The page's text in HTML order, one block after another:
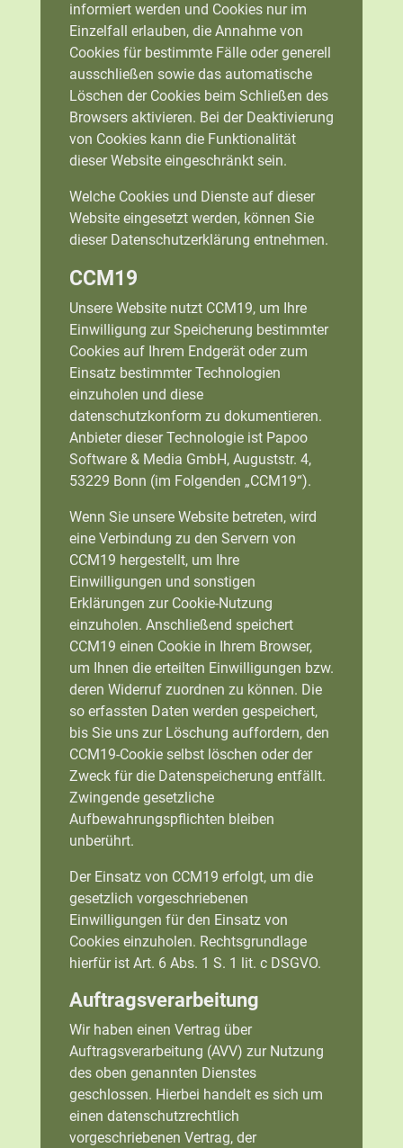
informiert werden und Cookies nur im
Einzelfall erlauben, die Annahme von
Cookies für bestimmte Fälle oder generell
ausschließen sowie das automatische
Löschen der Cookies beim Schließen des
Browsers aktivieren. Bei der Deaktivierung
von Cookies kann die Funktionalität
dieser Website eingeschränkt sein.
Welche Cookies und Dienste auf dieser
Website eingesetzt werden, können Sie
dieser Datenschutzerklärung entnehmen.
CCM19
Unsere Website nutzt CCM19, um Ihre
Einwilligung zur Speicherung bestimmter
Cookies auf Ihrem Endgerät oder zum
Einsatz bestimmter Technologien
einzuholen und diese
datenschutzkonform zu dokumentieren.
Anbieter dieser Technologie ist Papoo
Software & Media GmbH, Auguststr. 4,
53229 Bonn (im Folgenden „CCM19“).
Wenn Sie unsere Website betreten, wird
eine Verbindung zu den Servern von
CCM19 hergestellt, um Ihre
Einwilligungen und sonstigen
Erklärungen zur Cookie-Nutzung
einzuholen. Anschließend speichert
CCM19 einen Cookie in Ihrem Browser,
um Ihnen die erteilten Einwilligungen bzw.
deren Widerruf zuordnen zu können. Die
so erfassten Daten werden gespeichert,
bis Sie uns zur Löschung auffordern, den
CCM19-Cookie selbst löschen oder der
Zweck für die Datenspeicherung entfällt.
Zwingende gesetzliche
Aufbewahrungspflichten bleiben
unberührt.
Der Einsatz von CCM19 erfolgt, um die
gesetzlich vorgeschriebenen
Einwilligungen für den Einsatz von
Cookies einzuholen. Rechtsgrundlage
hierfür ist Art. 6 Abs. 1 S. 1 lit. c DSGVO.
Auftragsverarbeitung
Wir haben einen Vertrag über
Auftragsverarbeitung (AVV) zur Nutzung
des oben genannten Dienstes
geschlossen. Hierbei handelt es sich um
einen datenschutzrechtlich
vorgeschriebenen Vertrag, der